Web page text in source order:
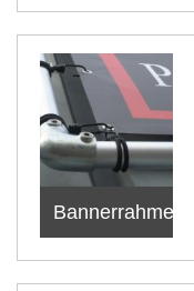
Bannerrahmen